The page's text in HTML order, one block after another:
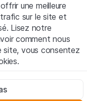
par la LPCC.
juridiques
AG (ci-après
avez compris et que
les notes
veuillez-
une meilleure
sur le site et
Lisez notre
comment nous
site, vous consentez
du site